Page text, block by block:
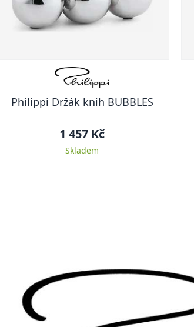
Philippi Držák knih BUBBLES
1 457 Kč
Skladem